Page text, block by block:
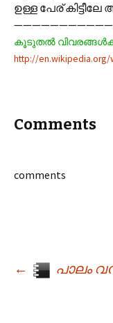
ഉള്ള പേര്
കൂടുതല്‍
http://en.wikipedia.org/
Comments
comments
←
പാലം